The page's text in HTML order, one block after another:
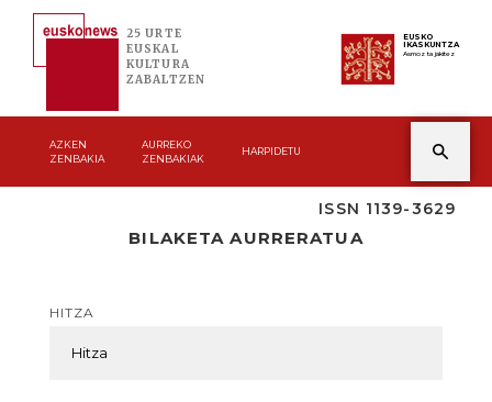
25 URTE
EUSKAL
KULTURA
ZABALTZEN
EUSKO
IKASKUNTZA
Asmoz ta jakitez
AZKEN
ZENBAKIA
AURREKO
ZENBAKIAK
HARPIDETU
ISSN 1139-3629
BILAKETA AURRERATUA
HITZA